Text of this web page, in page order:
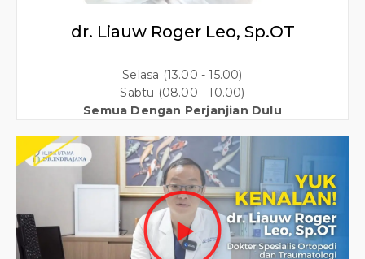
dr. Liauw Roger Leo, Sp.OT
Selasa (13.00 - 15.00)
Sabtu (08.00 - 10.00)
Semua Dengan Perjanjian Dulu